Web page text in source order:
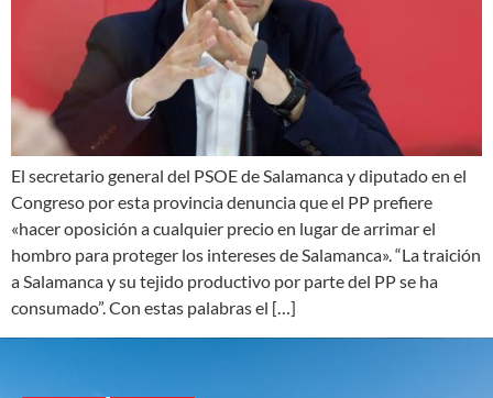
El secretario general del PSOE de Salamanca y diputado en el
Congreso por esta provincia denuncia que el PP prefiere
«hacer oposición a cualquier precio en lugar de arrimar el
hombro para proteger los intereses de Salamanca». “La traición
a Salamanca y su tejido productivo por parte del PP se ha
consumado”. Con estas palabras el […]